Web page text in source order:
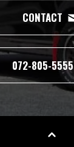
CONTACT
072-805-5555